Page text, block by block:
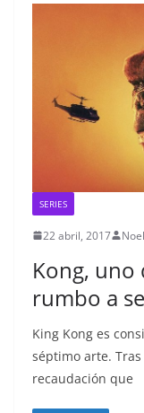
SERIES
22 abril, 2017
Kong, uno
rumbo a
King Kong es
séptimo arte.
recaudación que